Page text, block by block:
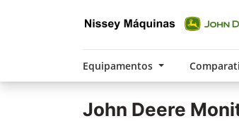
Equipamentos
John Deere